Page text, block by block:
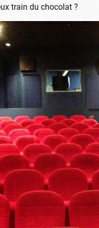
train du chocolat ?